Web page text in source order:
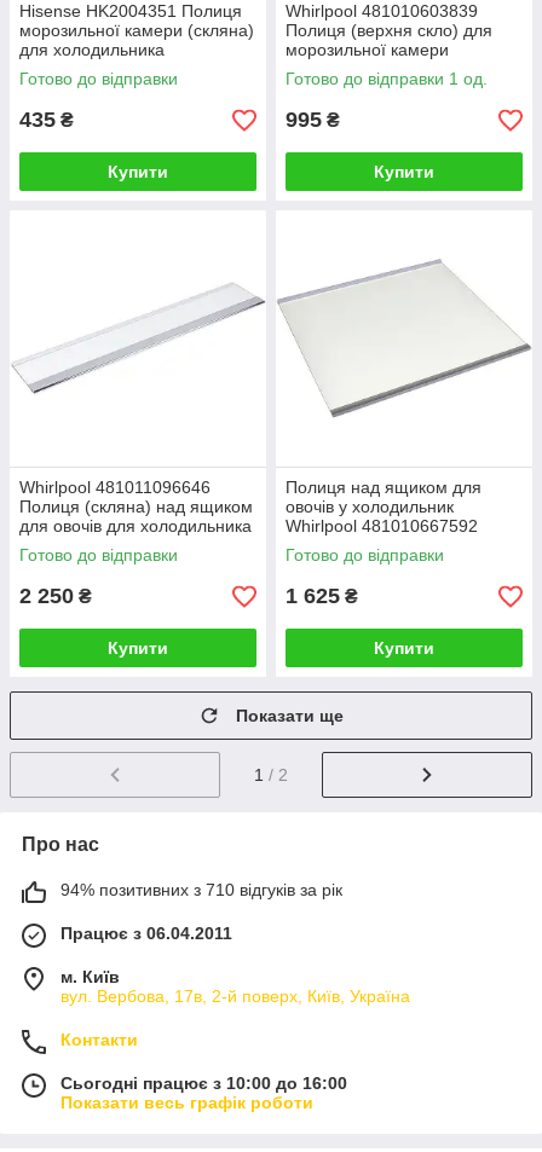
Hisense HK2004351 Полиця
морозильної камери (скляна)
для холодильника
Готово до відправки
435 ₴
Купити
Whirlpool 481010603839
Полиця (верхня скло) для
морозильної камери
402x320x4mm
Готово до відправки 1 од.
995 ₴
Купити
Whirlpool 481011096646
Полиця (скляна) над ящиком
для овочів для холодильника
Готово до відправки
2 250 ₴
Купити
Полиця над ящиком для
овочів у холодильник
Whirlpool 481010667592
485x435mm (скло)
Готово до відправки
1 625 ₴
Купити
Показати ще
1 / 2
Про нас
94% позитивних з 710 відгуків за рік
Працює з 06.04.2011
м. Київ
вул. Вербова, 17в, 2-й поверх, Київ, Україна
Контакти
Сьогодні працює з 10:00 до 16:00
Показати весь графік роботи